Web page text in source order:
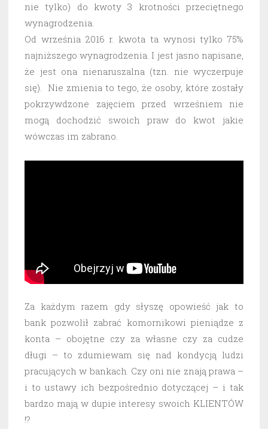
nie tylko) do kwoty 3 krotności przeciętnego
wynagrodzenia.
Od września 2016 r. kwota ta wynosi tylko 75%
najniższego wynagrodzenia. I jest jasno napisane,
że jest ona nienaruszalna (tzn. nie wyczerpuje
się). Nie zmienia to tego, że osoby, które zostały
pokrzywdzone zajęciem przed wrześniem nie
mogą dochodzić swoich praw do kwot jakie
wówczas im zabrano.
Za każdym razem gdy słyszę opowieść jak to
bank pozwolił zabrać komornikowi pieniądze z
konta – obojętne czy za własne czy za cudze
długi – to zdumiewam się nad kondycją ludzi
pracujących w bankach. Czy oni nie znają prawa –
i to ustawy ich bezpośrednio dotyczącej – i tak
bardzo mają w dupie interesy swoich KLIENTÓW
!?